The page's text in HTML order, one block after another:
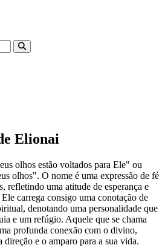
Elionai
olhos estão voltados para Ele" ou
olhos". O nome é uma expressão de fé
refletindo uma atitude de esperança e
carrega consigo uma conotação de
denotando uma personalidade que
e um refúgio. Aquele que se chama
profunda conexão com o divino,
direção e o amparo para a sua vida.